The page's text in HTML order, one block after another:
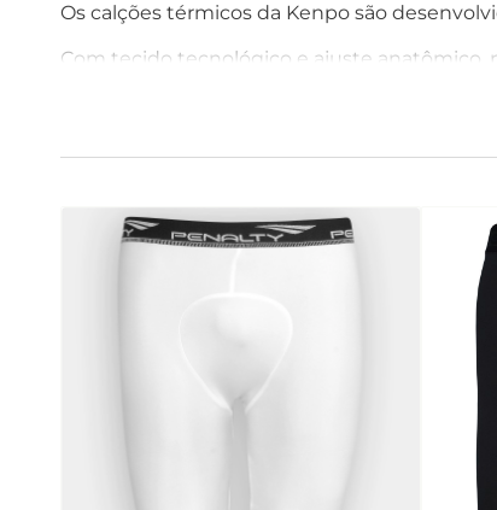
Os calções térmicos da Kenpo são
Com tecido tecnológico e ajuste
para atividades ao ar livre, corridas e treinos